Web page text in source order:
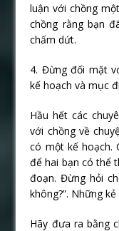
luận với chồng
chồng rằng bạn
chấm dứt.
4. Đừng đối mặt
kế hoạch và mục
Hầu hết các
với chồng về
có một kế hoạch.
để hai bạn có thể
đoạn. Đừng hỏi
không?”. Những
Hãy đưa ra bằng